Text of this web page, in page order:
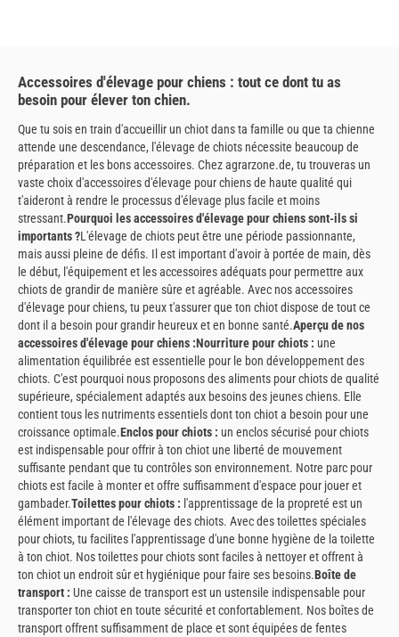
Accessoires d'élevage pour chiens : tout ce dont tu as
besoin pour élever ton chien.
Que tu sois en train d'accueillir un chiot dans ta famille ou que ta chienne
attende une descendance, l'élevage de chiots nécessite beaucoup de
préparation et les bons accessoires. Chez agrarzone.de, tu trouveras un
vaste choix d'accessoires d'élevage pour chiens de haute qualité qui
t'aideront à rendre le processus d'élevage plus facile et moins
stressant.Pourquoi les accessoires d'élevage pour chiens sont-ils si
importants ?L'élevage de chiots peut être une période passionnante,
mais aussi pleine de défis. Il est important d'avoir à portée de main, dès
le début, l'équipement et les accessoires adéquats pour permettre aux
chiots de grandir de manière sûre et agréable. Avec nos accessoires
d'élevage pour chiens, tu peux t'assurer que ton chiot dispose de tout ce
dont il a besoin pour grandir heureux et en bonne santé.Aperçu de nos
accessoires d'élevage pour chiens :Nourriture pour chiots : une
alimentation équilibrée est essentielle pour le bon développement des
chiots. C'est pourquoi nous proposons des aliments pour chiots de qualité
supérieure, spécialement adaptés aux besoins des jeunes chiens. Elle
contient tous les nutriments essentiels dont ton chiot a besoin pour une
croissance optimale.Enclos pour chiots : un enclos sécurisé pour chiots
est indispensable pour offrir à ton chiot une liberté de mouvement
suffisante pendant que tu contrôles son environnement. Notre parc pour
chiots est facile à monter et offre suffisamment d'espace pour jouer et
gambader.Toilettes pour chiots : l'apprentissage de la propreté est un
élément important de l'élevage des chiots. Avec des toilettes spéciales
pour chiots, tu facilites l'apprentissage d'une bonne hygiène de la toilette
à ton chiot. Nos toilettes pour chiots sont faciles à nettoyer et offrent à
ton chiot un endroit sûr et hygiénique pour faire ses besoins.Boîte de
transport : Une caisse de transport est un ustensile indispensable pour
transporter ton chiot en toute sécurité et confortablement. Nos boîtes de
transport offrent suffisamment de place et sont équipées de fentes